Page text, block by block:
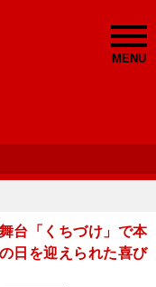
MENU
台「くちづけ」で本
日を迎えられた喜び